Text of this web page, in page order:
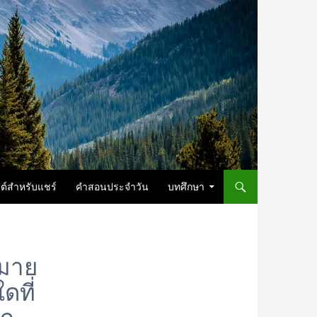
สำหรับแชร์ คำสอนประจำวัน บทศึกษา
าย
ดที่